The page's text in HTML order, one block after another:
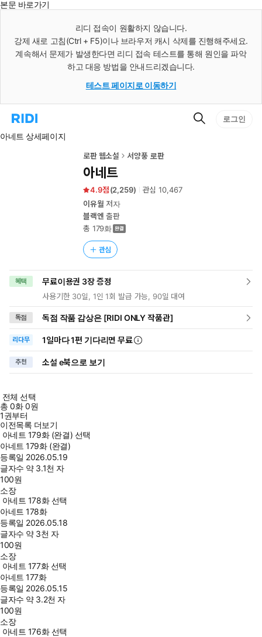
본문 바로가기
리디 접속이 원활하지 않습니다.
강제 새로 고침(Ctrl + F5)이나 브라우저 캐시 삭제를 진행해주세요.
계속해서 문제가 발생한다면 리디 접속 테스트를 통해 원인을 파악
하고 대응 방법을 안내드리겠습니다.
테스트 페이지로 이동하기
리
홈
검
로그인
아네트 상세페이지
로판 웹소설 서양풍 로판
아네트
4.9 (2,259) 관심10,467
이유월 저자
블랙엔 출판
총 179화
관심
혜택 무료이용권 3장 증정
사용기한 30일, 1인 1회 발급 가능, 90일 대여
독점 독점 작품 감상은 [RIDI ONLY 작품관]
리다무 1일마다1편 기다리면 무료
추천 소설 e북으로 보기
전체 선택
총0화0원
1권부터
이전목록 더보기
아네트 179화 (완결) 선택
아네트 179화 (완결)
등록일 2026.05.19
글자수 약 3.1천 자
100원
소장
아네트 178화 선택
아네트 178화
등록일 2026.05.18
글자수 약 3천 자
100원
소장
아네트 177화 선택
아네트 177화
등록일 2026.05.15
글자수 약 3.2천 자
100원
소장
아네트 176화 선택